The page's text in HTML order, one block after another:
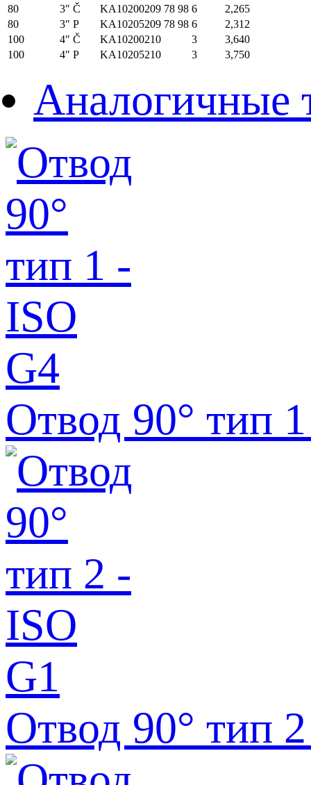
80
3″ Č KA10200209 78 98 6
2,265
80
3″ P KA10205209 78 98 6
2,312
100
4″ Č KA10200210 3
3,640
100
4″ P KA10205210 3 3,750
Аналогичные
Отвод 90° тип
Отвод 90° тип